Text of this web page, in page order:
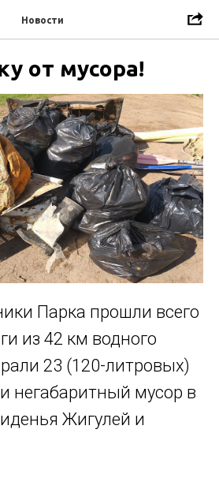
Новости
от мусора!
Парка прошли всего
из 42 км водного
23 (120-литровых)
негабаритный мусор в
Жигулей и